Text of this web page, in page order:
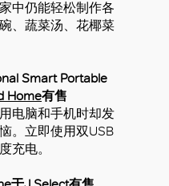
中仍能轻松制作各
、蔬菜汤、花椰菜
Smart Portable
Home有售
电脑和手机时却发
。立即使用双USB
充电。